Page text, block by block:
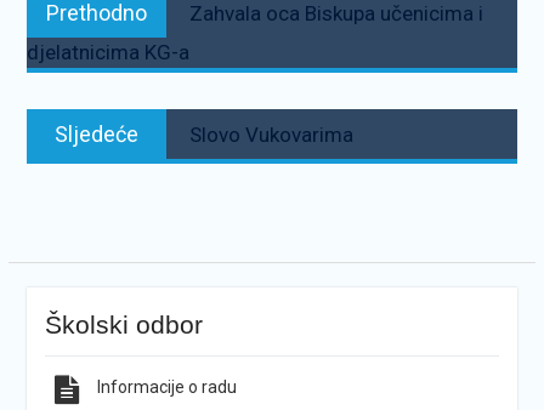
objava
Prethodno
Zahvala oca Biskupa učenicima i
djelatnicima KG-a
Sljedeće Slovo Vukovarima
Školski odbor
Informacije o radu